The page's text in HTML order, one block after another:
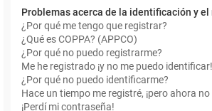
Problemas acerca de la identificación y
¿Por qué me tengo que registrar?
¿Qué es COPPA? (APPCO)
¿Por qué no puedo registrarme?
Me he registrado ¡y no me puedo identificar!
¿Por qué no puedo identificarme?
Hace un tiempo me registré, ¡pero ahora
¡Perdí mi contraseña!